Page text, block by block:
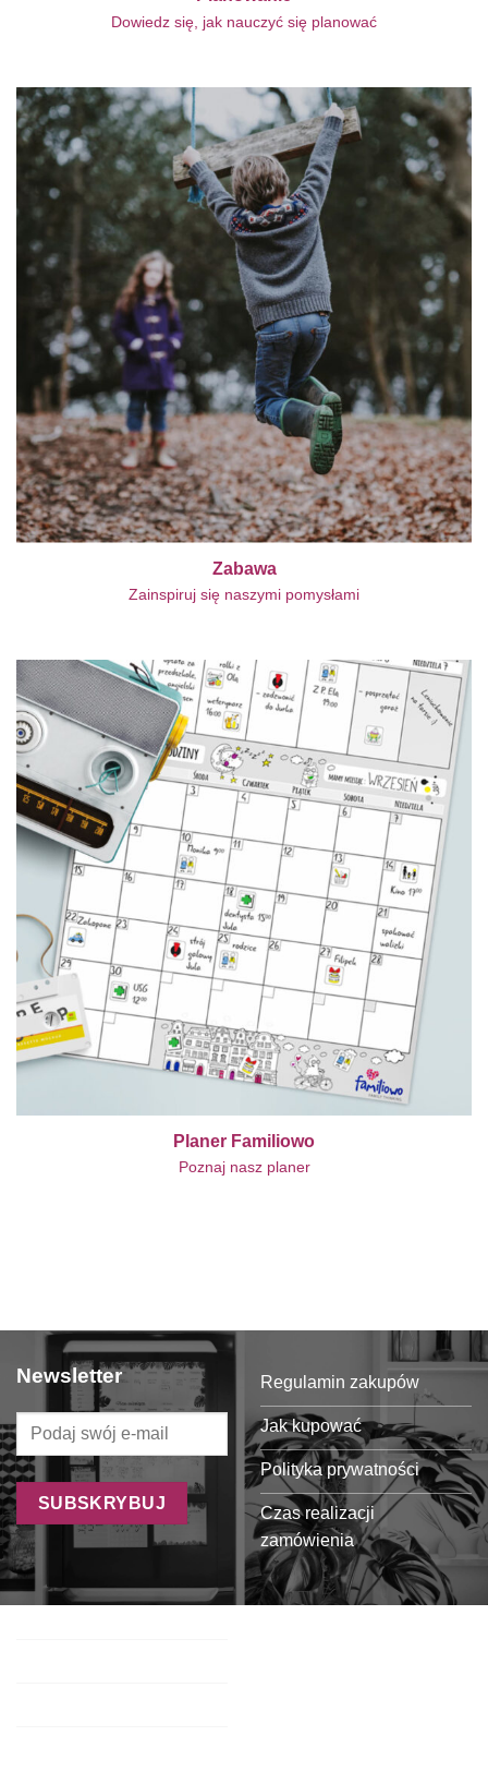
Dowiedz się, jak nauczyć się planować
Zabawa
Zainspiruj się naszymi pomysłami
Planer Familiowo
Poznaj nasz planer
Newsletter Regulamin zakupów
Jak kupować
Polityka prywatności
Czas realizacji
zamówienia